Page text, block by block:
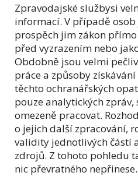
Zpravodajské službysi
informací. V případě
prospěch jim zákon
před vyzrazením nebo
Obdobně jsou velmi
práce a způsoby
těchto ochranářských
pouze analytických zpráv,
omezeně pracovat.
o jejich další zpracování,
validity jednotlivých částí
zdrojů. Z tohoto pohledu
nic převratného nepřinese.